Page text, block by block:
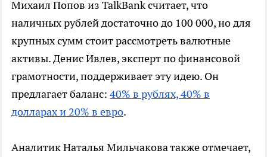
Михаил Попов из TalkBank считает, что
наличных рублей достаточно до 100 000, но для
крупных сумм стоит рассмотреть валютные
активы. Денис Ивлев, эксперт по финансовой
грамотности, поддерживает эту идею. Он
предлагает баланс: 40% в рублях, 40% в
долларах и 20% в евро.
Аналитик Наталья Мильчакова также отмечает,